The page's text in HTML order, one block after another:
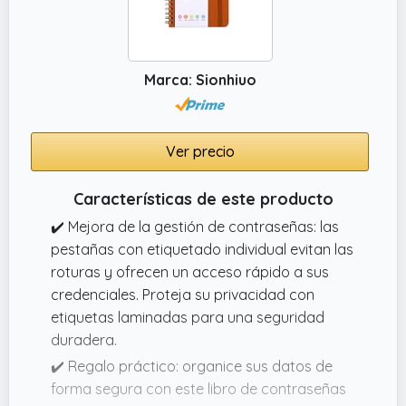
Combina funcionalidad y sostenibilidad,
✔️ Regalo para ingeniera electronica
para destacar y demostrar tu aprecio en
simplemente para expresar cariño y gratitud.
Marca: Sionhiuo
Ver precio
Características de este producto
✔️ Mejora de la gestión de contraseñas: las
pestañas con etiquetado individual evitan las
roturas y ofrecen un acceso rápido a sus
credenciales. Proteja su privacidad con
etiquetas laminadas para una seguridad
duradera.
✔️ Regalo práctico: organice sus datos de
forma segura con este libro de contraseñas